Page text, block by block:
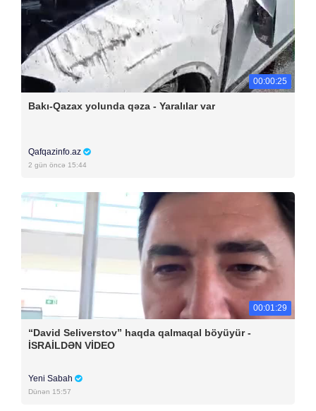
00:00:25
Bakı-Qazax yolunda qəza - Yaralılar var
Qafqazinfo.az
2 gün öncə 15:44
00:01:29
“David Seliverstov” haqda qalmaqal böyüyür -
İSRAİLDƏN VİDEO
Yeni Sabah
Dünən 15:57